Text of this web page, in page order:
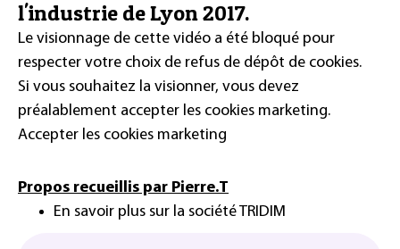
l'industrie de Lyon 2017.
Le visionnage de cette vidéo a été bloqué pour
respecter votre choix de refus de dépôt de cookies.
Si vous souhaitez la visionner, vous devez
préalablement accepter les cookies marketing.
Accepter les cookies marketing
Propos recueillis par Pierre.T
En savoir plus sur la société TRIDIM